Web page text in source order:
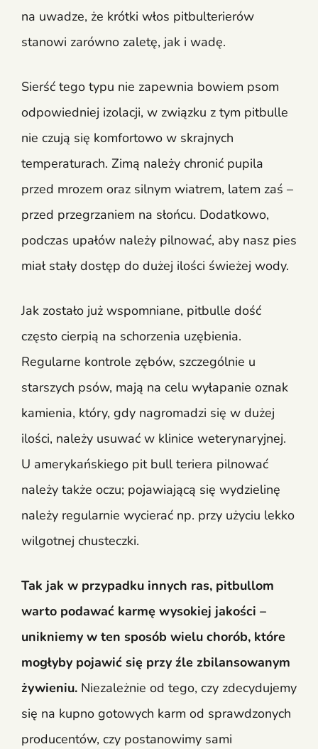
na uwadze, że krótki włos pitbulterierów
stanowi zarówno zaletę, jak i wadę.
Sierść tego typu nie zapewnia bowiem psom
odpowiedniej izolacji, w związku z tym pitbulle
nie czują się komfortowo w skrajnych
temperaturach. Zimą należy chronić pupila
przed mrozem oraz silnym wiatrem, latem zaś –
przed przegrzaniem na słońcu. Dodatkowo,
podczas upałów należy pilnować, aby nasz pies
miał stały dostęp do dużej ilości świeżej wody.
Jak zostało już wspomniane, pitbulle dość
często cierpią na schorzenia uzębienia.
Regularne kontrole zębów, szczególnie u
starszych psów, mają na celu wyłapanie oznak
kamienia, który, gdy nagromadzi się w dużej
ilości, należy usuwać w klinice weterynaryjnej.
U amerykańskiego pit bull teriera pilnować
należy także oczu; pojawiającą się wydzielinę
należy regularnie wycierać np. przy użyciu lekko
wilgotnej chusteczki.
Tak jak w przypadku innych ras, pitbullom
warto podawać karmę wysokiej jakości –
unikniemy w ten sposób wielu chorób, które
mogłyby pojawić się przy źle zbilansowanym
żywieniu. Niezależnie od tego, czy zdecydujemy
się na kupno gotowych karm od sprawdzonych
producentów, czy postanowimy sami